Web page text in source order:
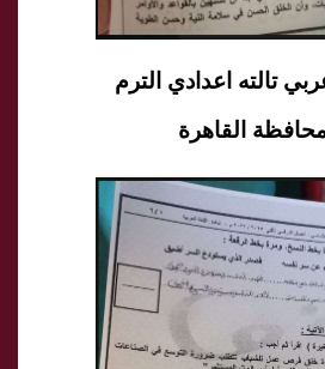
تالته اعدادي الترم